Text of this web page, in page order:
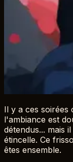
Il y a ces soirées
l'ambiance est
détendus... mais
étincelle. Ce
êtes ensemble.